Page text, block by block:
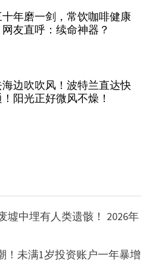
十年磨一剑，常饮咖啡健康
友直呼：续命神器？
边吹吹风！波特兰直达快
阳光正好微风不燥！
墟中埋有人类遗骸！ 2026年
！未满1岁投资账户一年暴增